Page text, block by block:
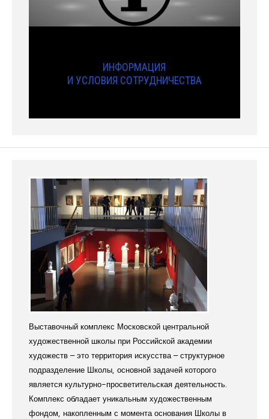
ИНФОРМАЦИЯ
И УСЛОВИЯ СОТРУДНИЧЕСТВА
Выставочный комплекс Московской центральной
художественной школы при Российской академии
художеств – это территория искусства – структурное
подразделение Школы, основной задачей которого
является культурно-просветительская деятельность.
Комплекс обладает уникальным художественным
фондом, накопленным с момента основания Школы в